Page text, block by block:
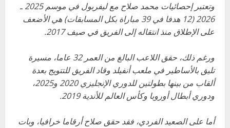
وتعتبر إحصائيات محمد صلاح مع ليفربول في موسم 2025 ـ
2026 (12 هدفا في 39 مباراة بكل المسابقات) هي الأضعف
على الإطلاق منذ انتقاله إلى الفريق في صيف 2017.
ورغم ذلك، حقق اللاعب البالغ من العمر 32 عاما، مسيرة
تليق بالأساطير في ملعب أنفيلد وقاد الفريق للتتويج بعدة
ألقاب من بينها بطولتين للدوري الإنجليزي 2020 و2025،
ودوري أبطال أوروبا وكأس العالم للأندية 2019.
أما على الصعيد الفردي، فقد حقق صلاح أرقاما خرافيا، وبات